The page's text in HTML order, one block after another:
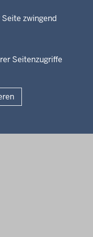
zwingend
Seitenzugriffe